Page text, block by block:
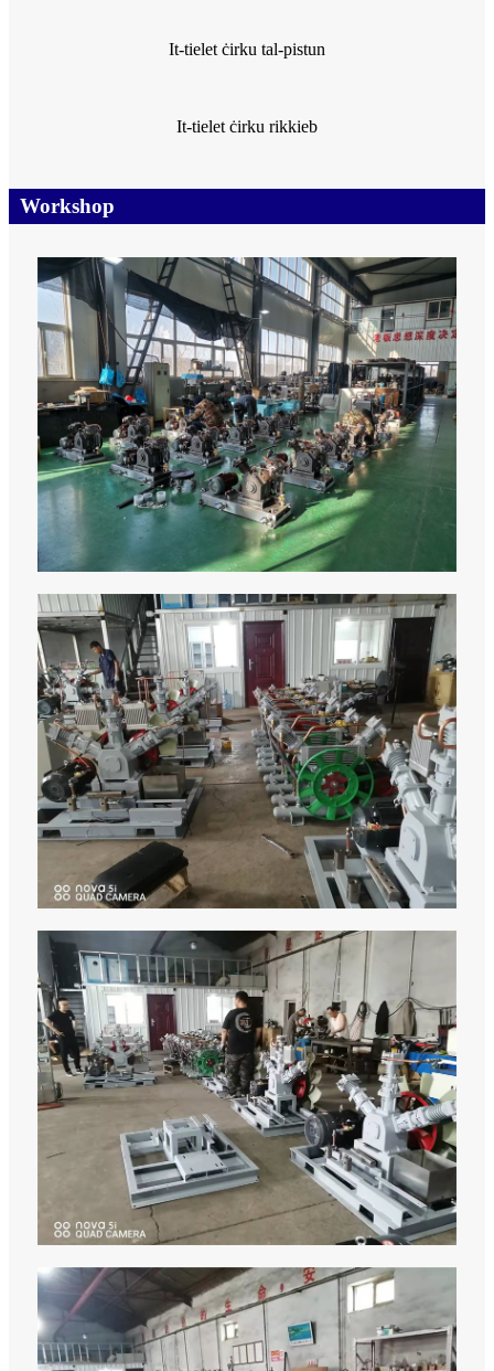
It-tielet ċirku tal-pistun
It-tielet ċirku rikkieb
Workshop